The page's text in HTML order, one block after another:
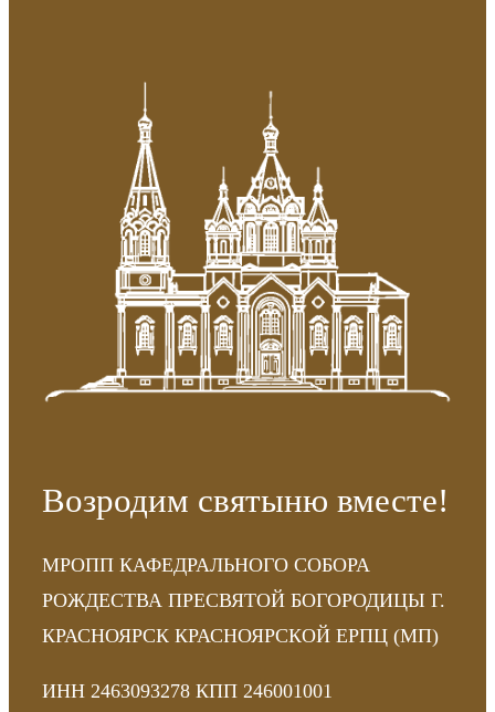
Возродим святыню вместе!
МРОПП КАФЕДРАЛЬНОГО СОБОРА
РОЖДЕСТВА ПРЕСВЯТОЙ БОГОРОДИЦЫ Г.
КРАСНОЯРСК КРАСНОЯРСКОЙ ЕРПЦ (МП)
ИНН 2463093278 КПП 246001001